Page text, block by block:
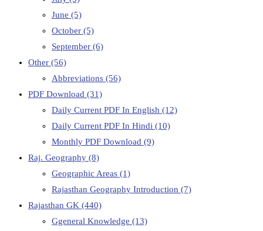
June (5)
October (5)
September (6)
Other (56)
Abbreviations (56)
PDF Download (31)
Daily Current PDF In English (12)
Daily Current PDF In Hindi (10)
Monthly PDF Download (9)
Raj. Geography (8)
Geographic Areas (1)
Rajasthan Geography Introduction (7)
Rajasthan GK (440)
Ggeneral Knowledge (13)